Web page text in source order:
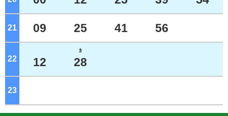
21 09 25 41 56
22 12
ｶ
28
23